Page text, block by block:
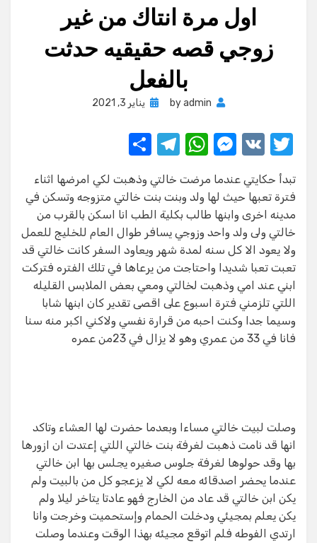
اول مرة انتاك من غير
زوجي قصه حقيقيه حدثت
بالفعل
byadmin
Posted
يناير 3, 2021
T
it
te
r
V
M
ss
e
n
g
er
W
at
s
A
p
p
T
e
gr
a
m
ar
e
تبدأ حكايتي عندما مرضت خالتي وذهبت لكي امرضها اثناء
فترة تعبها حيث لها ولد وبنت بنت خالتي متزوجه وتسكن في
مدينه اخرى وابنها طالب بكلية الطب انا اسكن بالقرب من
خالتي ولى ولد واحد وزوجي يسافر طوال العام للخليج للعمل
ولا يعود الا كل سنه لمدة شهر ويعاود السفر كانت خالتي قد
تعبت تعبا شديدا واحتاجت من يرعاها في تلك الفتره فتركت
ابني عند امي وذهبت لخالتي ومعي بعض الملابس القليله
اللتي تلزمني فترة اسبوع على اقصى تقدير كان ابنها شابا
وسيما جدا وكنت احبه من قرارة نفسي ولاكني اكبر منه سنا
فانا في 33 من عمري وهو لا يزال في 23من عمره
وصلت لبيت خالتي مساءا وبعدما حضرت لها العشاء وتاكد
انها قد نامت ذهبت لغرفة بنت خالتي اللتي إعتدت ان ازورها
بها وقد حولوها لغرفة جلوس صغيره يجلس بها ابن خالتي
عندما يحضر اصدقائه معه لكي لا يزعجو كل من بالبيت ولم
يكن ابن خالتي قد عاد من الخارج فهو عادتا يتاخر ليلا ولم
يكن يعلم بمجيئي ودخلت الحمام وإستحميت وخرجت وانا
ارتدي الفوطه فلم اتوقع مجيئه بهذا الوقت وعندما وصلت